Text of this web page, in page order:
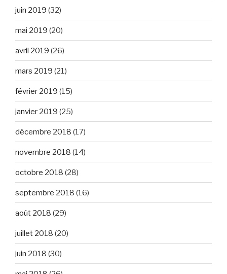
juin 2019 (32)
mai 2019 (20)
avril 2019 (26)
mars 2019 (21)
février 2019 (15)
janvier 2019 (25)
décembre 2018 (17)
novembre 2018 (14)
octobre 2018 (28)
septembre 2018 (16)
août 2018 (29)
juillet 2018 (20)
juin 2018 (30)